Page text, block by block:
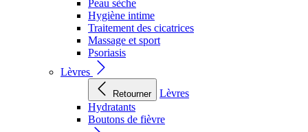
Peau sèche
Hygiène intime
Traitement des cicatrices
Massage et sport
Psoriasis
Lèvres
Retourner
Lèvres
Hydratants
Boutons de fièvre